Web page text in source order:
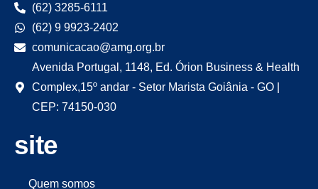
(62) 3285-6111
(62) 9 9923-2402
comunicacao@amg.org.br
Avenida Portugal, 1148, Ed. Órion Business & Health
Complex,15º andar - Setor Marista Goiânia - GO |
CEP: 74150-030
site
Quem somos